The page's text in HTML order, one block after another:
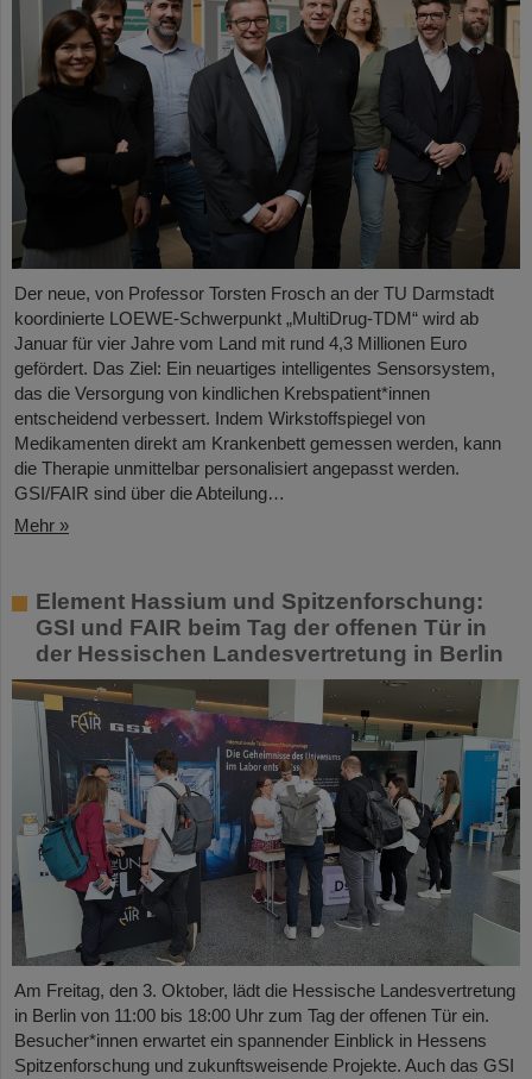
Der neue, von Professor Torsten Frosch an der TU Darmstadt
koordinierte LOEWE-Schwerpunkt „MultiDrug-TDM“ wird ab
Januar für vier Jahre vom Land mit rund 4,3 Millionen Euro
gefördert. Das Ziel: Ein neuartiges intelligentes Sensorsystem,
das die Versorgung von kindlichen Krebspatient*innen
entscheidend verbessert. Indem Wirkstoffspiegel von
Medikamenten direkt am Krankenbett gemessen werden, kann
die Therapie unmittelbar personalisiert angepasst werden.
GSI/FAIR sind über die Abteilung…
Mehr »
Element Hassium und Spitzenforschung:
GSI und FAIR beim Tag der offenen Tür in
der Hessischen Landesvertretung in Berlin
Am Freitag, den 3. Oktober, lädt die Hessische Landesvertretung
in Berlin von 11:00 bis 18:00 Uhr zum Tag der offenen Tür ein.
Besucher*innen erwartet ein spannender Einblick in Hessens
Spitzenforschung und zukunftsweisende Projekte. Auch das GSI